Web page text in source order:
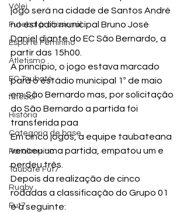
Vôlei
Futebol profissional
Esporte Feminino
Atletismo
EC Taubaté
futebol
História
Categoria de base
Paralímpico
Taubaté Fut7
Rugby
Fut7
jogo será na cidade de Santos André
no estádio municipal Bruno José
Daniel diante do EC São Bernardo, a
partir das 15h00.
A princípio, o jogo estava marcado
para o estádio municipal 1º de maio
em São Bernardo mas, por solicitação
do São Bernardo a partida foi
transferida paa
Em cinco jogos, a equipe taubateana
venceu uma partida, empatou um e
perdeu três.
Depois da realização de cinco
rodadas a classificação do Grupo 01
é a seguinte: